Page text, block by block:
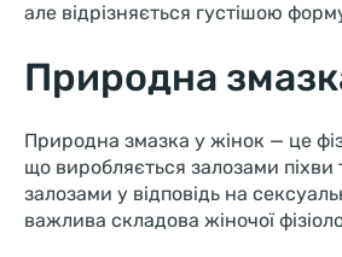
але відрізняється густішою
Природна
Природна змазка у жінок — це
що виробляється залозами піхви
залозами у відповідь на
важлива складова жіночої